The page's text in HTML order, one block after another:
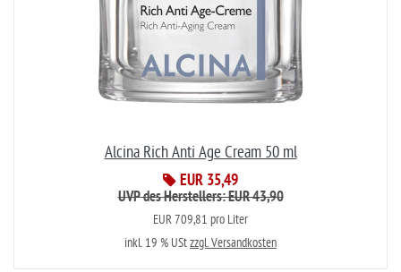
Alcina Rich Anti Age Cream 50 ml
EUR 35,49
UVP des Herstellers: EUR 43,90
EUR 709,81 pro Liter
inkl. 19 % UStzzgl. Versandkosten